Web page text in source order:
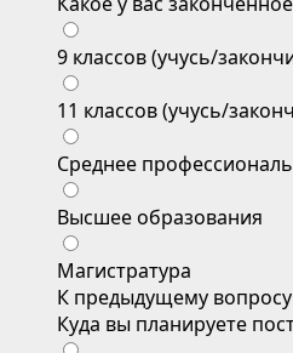
9 классов (учусь/
11 классов (учусь/
Среднее
Высшее образования
Магистратура
К предыдущему вопросу
Куда вы планируете